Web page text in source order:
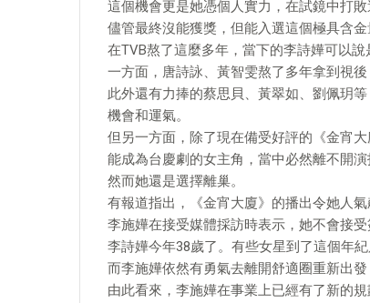
這個機會更是她憑個人實力，在試鏡中打敗
儘管最終沒能獲獎，但能入選這個極具含
在TVB熬了這麼多年，當下的李詩嬅可以說
一方面，唐詩詠、黃智雯熬了多年拿到視後
此外還有力捧的蔡思貝、黃翠如、劉佩玥
機會和運氣。
但另一方面，除了現在備受好評的《金宵
能成為台慶劇的女主角，當中必然離不開演
然而她還是選擇離巢。
有報道指出，《金宵大廈》的播出令她人
李施嬅在接受媒體採訪時表示，她不會接
李詩嬅今年38歲了。有些女星到了這個年
而李施嬅依然有勇氣去離開舒適圈重新出發
由此看來，李施嬅在事業上已經有了新的